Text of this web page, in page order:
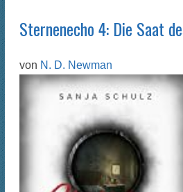
Sternenecho 4: Die Saat
von N. D. Newman